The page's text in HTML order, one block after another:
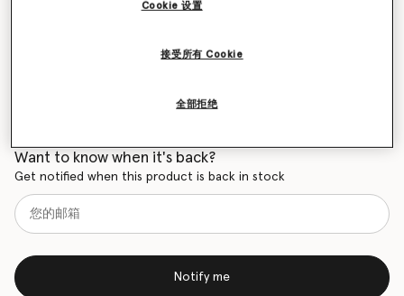
Want to know when it's back?
Get notified when this product is back in stock
Notify me
Cookie 设置
全部拒绝
接受所有 Cookie